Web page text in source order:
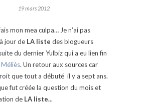
19 mars 2012
mon mea culpa… Je n’ai pas
jour de LA liste des blogueurs
du dernier Yulbiz qui a eu lien fin
Méliès. Un retour aux sources car
que tout a débuté il y a sept ans.
fut créée la question du mois et
de LA liste...